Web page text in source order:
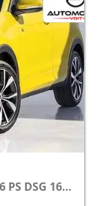
Life Neues Modell 2026 1.0 TSI 116 PS DSG 16" Alu, Parksensoren vo/hi, LED-Scheinwerfer, Radio Composition 8", App-Connect, Klima, M-Lederlenkrad, Digitales Cockpit, Müdigkeitserkennung, Dachreling, Lane Assist, Armlehne vorn